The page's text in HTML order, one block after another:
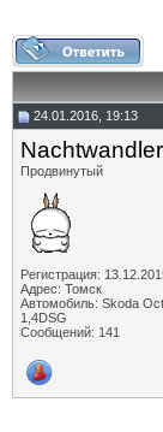
24.01.2016, 19:13
Nachtwandler
Продвинутый
Регистрация:
Адрес: Томск
Автомобиль: Skoda
1,4DSG
Сообщений: 141